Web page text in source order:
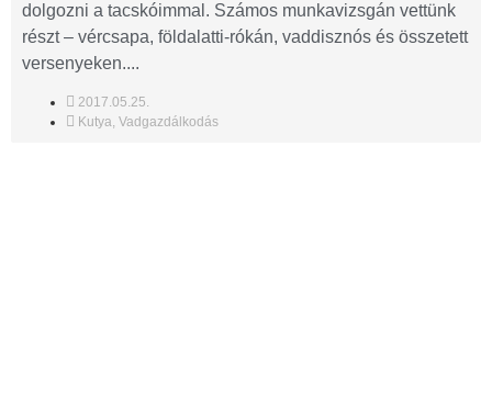
dolgozni a tacskóimmal. Számos munkavizsgán vettünk
részt – vércsapa, földalatti-rókán, vaddisznós és összetett
versenyeken....
2017.05.25.
Kutya, Vadgazdálkodás